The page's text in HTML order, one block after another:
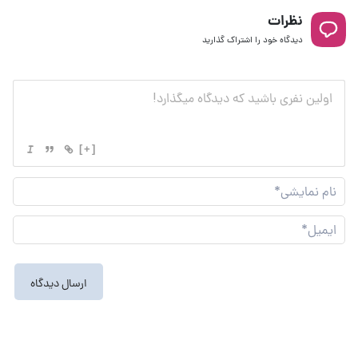
نظرات
دیدگاه خود را اشتراک گذارید
[+]
نام